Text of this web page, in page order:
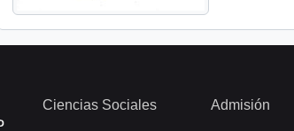
Ciencias Sociales Admisión